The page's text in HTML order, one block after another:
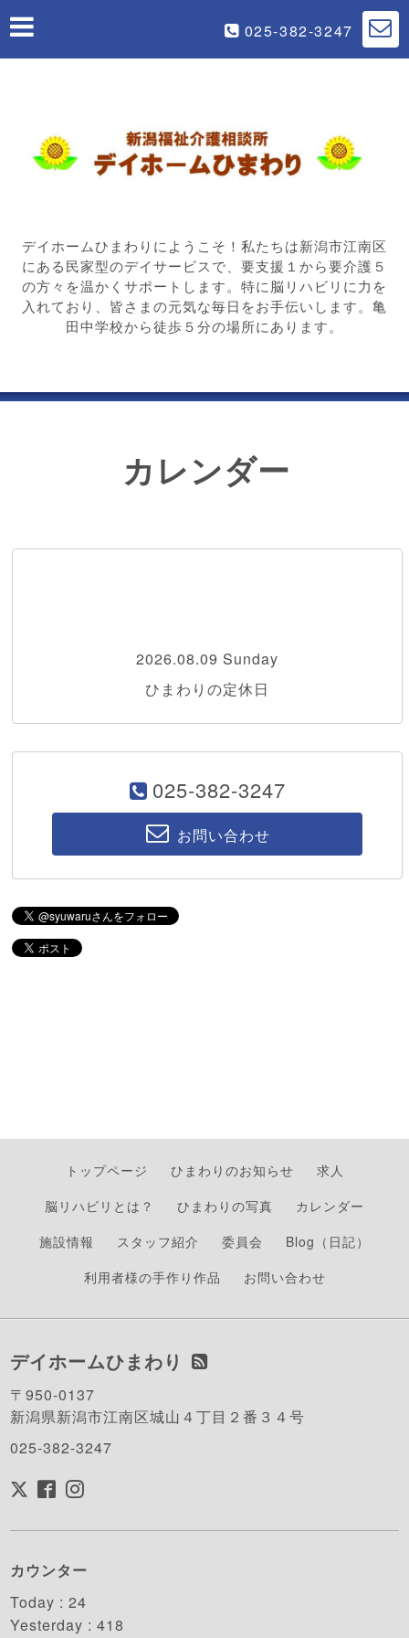
025-382-3247
デイホームひまわりにようこそ！私たちは新潟市江南区
にある民家型のデイサービスで、要支援１から要介護５
の方々を温かくサポートします。特に脳リハビリに力を
入れており、皆さまの元気な毎日をお手伝いします。亀
田中学校から徒歩５分の場所にあります。
カレンダー
2026.08.09 Sunday
ひまわりの定休日
025-382-3247
お問い合わせ
トップページ ひまわりのお知らせ
求人
脳リハビリとは？
ひまわりの写真
カレンダー
施設情報
スタッフ紹介 委員会
Blog（日記）
利用者様の手作り作品
お問い合わせ
デイホームひまわり
〒950-0137
新潟県新潟市江南区城山４丁目２番３４号
025-382-3247
カウンター
Today :24
Yesterday :418